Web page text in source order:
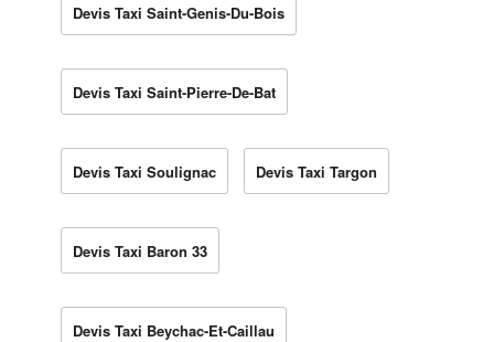
Devis Taxi Saint-Genis-Du-Bois
Devis Taxi Saint-Pierre-De-Bat
Devis Taxi Soulignac Devis Taxi Targon
Devis Taxi Baron 33
Devis Taxi Beychac-Et-Caillau